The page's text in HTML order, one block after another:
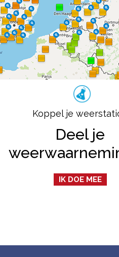
Koppel je
Deel je
IK DOE MEE